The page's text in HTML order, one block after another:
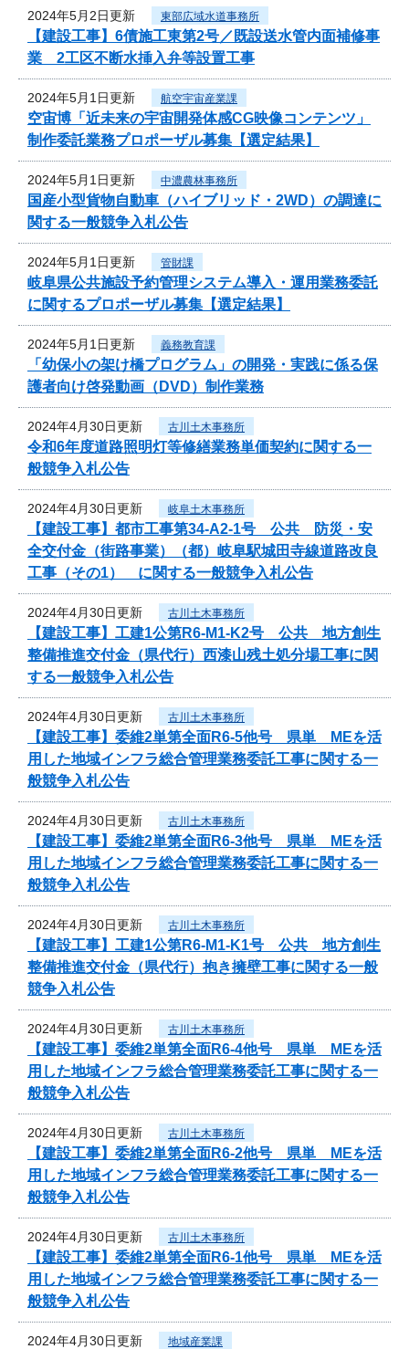
2024年5月2日更新 東部広域水道事務所
【建設工事】6債施工東第2号／既設送水管内面補修事
業 2工区不断水挿入弁等設置工事
2024年5月1日更新 航空宇宙産業課
空宙博「近未来の宇宙開発体感CG映像コンテンツ」
制作委託業務プロポーザル募集【選定結果】
2024年5月1日更新 中濃農林事務所
国産小型貨物自動車（ハイブリッド・2WD）の調達に
関する一般競争入札公告
2024年5月1日更新 管財課
岐阜県公共施設予約管理システム導入・運用業務委託
に関するプロポーザル募集【選定結果】
2024年5月1日更新 義務教育課
「幼保小の架け橋プログラム」の開発・実践に係る保
護者向け啓発動画（DVD）制作業務
2024年4月30日更新 古川土木事務所
令和6年度道路照明灯等修繕業務単価契約に関する一
般競争入札公告
2024年4月30日更新 岐阜土木事務所
【建設工事】都市工事第34-A2-1号 公共 防災・安
全交付金（街路事業）（都）岐阜駅城田寺線道路改良
工事（その1） に関する一般競争入札公告
2024年4月30日更新 古川土木事務所
【建設工事】工建1公第R6-M1-K2号 公共 地方創生
整備推進交付金（県代行）西漆山残土処分場工事に関
する一般競争入札公告
2024年4月30日更新 古川土木事務所
【建設工事】委維2単第全面R6-5他号 県単 MEを活
用した地域インフラ総合管理業務委託工事に関する一
般競争入札公告
2024年4月30日更新 古川土木事務所
【建設工事】委維2単第全面R6-3他号 県単 MEを活
用した地域インフラ総合管理業務委託工事に関する一
般競争入札公告
2024年4月30日更新 古川土木事務所
【建設工事】工建1公第R6-M1-K1号 公共 地方創生
整備推進交付金（県代行）抱き擁壁工事に関する一般
競争入札公告
2024年4月30日更新 古川土木事務所
【建設工事】委維2単第全面R6-4他号 県単 MEを活
用した地域インフラ総合管理業務委託工事に関する一
般競争入札公告
2024年4月30日更新 古川土木事務所
【建設工事】委維2単第全面R6-2他号 県単 MEを活
用した地域インフラ総合管理業務委託工事に関する一
般競争入札公告
2024年4月30日更新 古川土木事務所
【建設工事】委維2単第全面R6-1他号 県単 MEを活
用した地域インフラ総合管理業務委託工事に関する一
般競争入札公告
2024年4月30日更新 地域産業課